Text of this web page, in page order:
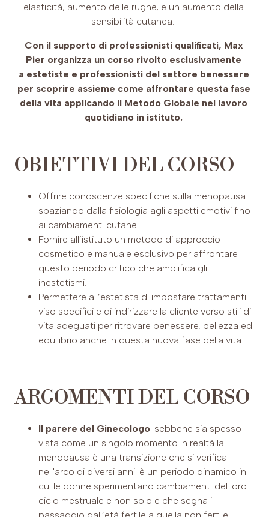
elasticità, aumento delle rughe, e un aumento della
sensibilità cutanea.
Con il supporto di professionisti qualificati, Max
Pier organizza un corso rivolto esclusivamente
a estetiste e professionisti del settore benessere
per scoprire assieme come affrontare questa fase
della vita applicando il Metodo Globale nel lavoro
quotidiano in istituto.
OBIETTIVI DEL CORSO
Offrire conoscenze specifiche sulla menopausa
spaziando dalla fisiologia agli aspetti emotivi fino
ai cambiamenti cutanei.
Fornire all’istituto un metodo di approccio
cosmetico e manuale esclusivo per affrontare
questo periodo critico che amplifica gli
inestetismi.
Permettere all’estetista di impostare trattamenti
viso specifici e di indirizzare la cliente verso stili di
vita adeguati per ritrovare benessere, bellezza ed
equilibrio anche in questa nuova fase della vita.
ARGOMENTI DEL CORSO
Il parere del Ginecologo: sebbene sia spesso
vista come un singolo momento in realtà la
menopausa è una transizione che si verifica
nell'arco di diversi anni: è un periodo dinamico in
cui le donne sperimentano cambiamenti del loro
ciclo mestruale e non solo e che segna il
passaggio dall’età fertile a quella non fertile.